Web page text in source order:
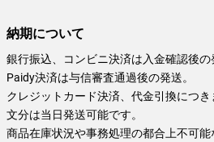
納期について
銀行振込、コンビニ決済は入金確認後の
Paidy決済は与信審査通過後の発送。
クレジットカード決済、代金引換につ
文分は当日発送可能です。
商品在庫状況や事務処理の都合上不可